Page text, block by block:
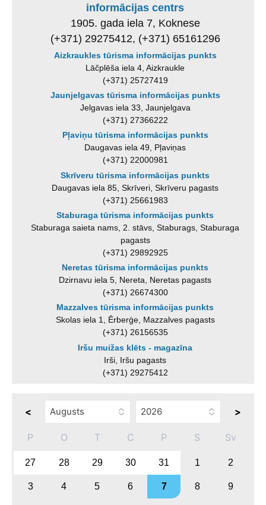
informācijas centrs
1905. gada iela 7, Koknese
(+371) 29275412, (+371) 65161296
Aizkraukles tūrisma informācijas punkts
Lāčplēša iela 4, Aizkraukle
(+371) 25727419
Jaunjelgavas tūrisma informācijas punkts
Jelgavas iela 33, Jaunjelgava
(+371) 27366222
Pļaviņu tūrisma informācijas punkts
Daugavas iela 49, Pļaviņas
(+371) 22000981
Skrīveru tūrisma informācijas punkts
Daugavas iela 85, Skrīveri, Skrīveru pagasts
(+371) 25661983
Staburaga tūrisma informācijas punkts
Staburaga saieta nams, 2. stāvs, Staburags, Staburaga
pagasts
(+371) 29892925
Neretas tūrisma informācijas punkts
Dzirnavu iela 5, Nereta, Neretas pagasts
(+371) 26674300
Mazzalves tūrisma informācijas punkts
Skolas iela 1, Ērberģe, Mazzalves pagasts
(+371) 26156535
Iršu muižas klēts - magazīna
Irši, Iršu pagasts
(+371) 29275412
< >
P O T C P S Sv
27 28 29 30 31 1 2
3 4 5 6 7 8 9